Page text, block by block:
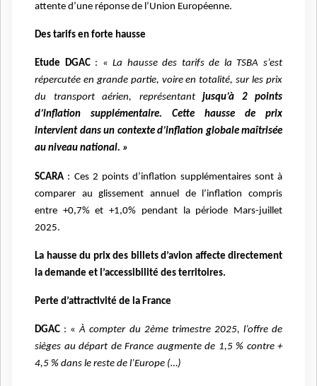
attente d’une réponse de l’Union Européenne.
Des tarifs en forte hausse
Etude DGAC: « La hausse des tarifs de la TSBA s’est
répercutée en grande partie, voire en totalité, sur les prix
du transport aérien, représentant jusqu’à 2 points
d’inflation supplémentaire. Cette hausse de prix
intervient dans un contexte d’inflation globale maîtrisée
au niveau national. »
SCARA : Ces 2 points d’inflation supplémentaires sont à
comparer au glissement annuel de l’inflation compris
entre +0,7% et +1,0% pendant la période Mars-juillet
2025.
La hausse du prix des billets d’avion affecte directement
la demande et l’accessibilité des territoires.
Perte d’attractivité de la France
DGAC : «À compter du 2ème trimestre 2025, l’offre de
sièges au départ de France augmente de 1,5 % contre +
4,5 % dans le reste de l’Europe (…)